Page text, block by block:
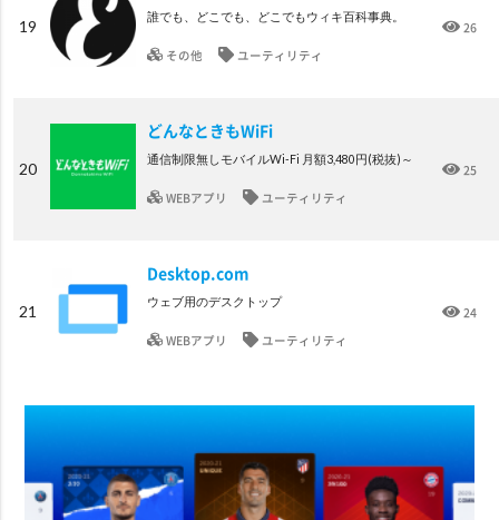
19
誰でも、どこでも、どこでもウィキ百科事典。
その他 ユーティリティ
26
20
どんなときもWiFi
通信制限無しモバイルWi-Fi 月額3,480円(税抜)～
WEBアプリ ユーティリティ
25
21
Desktop.com
ウェブ用のデスクトップ
WEBアプリ ユーティリティ
24